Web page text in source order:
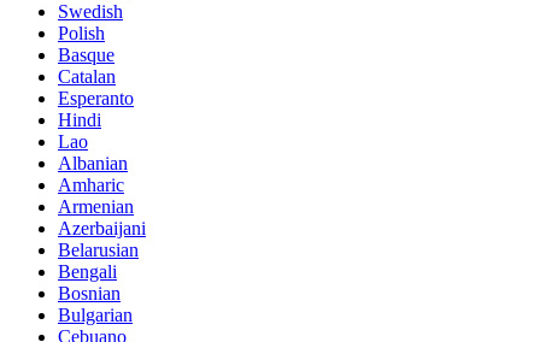
Swedish
Polish
Basque
Catalan
Esperanto
Hindi
Lao
Albanian
Amharic
Armenian
Azerbaijani
Belarusian
Bengali
Bosnian
Bulgarian
Cebuano